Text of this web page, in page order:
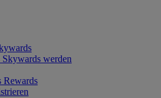
werden
Rewards